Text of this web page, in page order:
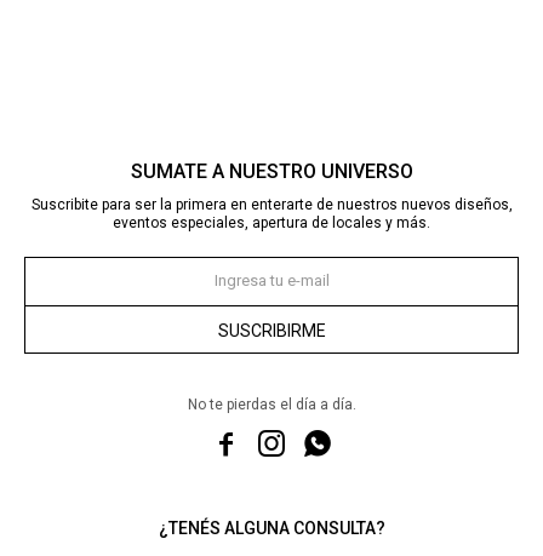
¿TENÉS ALGUNA CONSULTA?
SUMATE A NUESTRO UNIVERSO
Suscribite para ser la primera en enterarte de nuestros nuevos diseños,
eventos especiales, apertura de locales y más.
SUSCRIBIRME
No te pierdas el día a día.
  